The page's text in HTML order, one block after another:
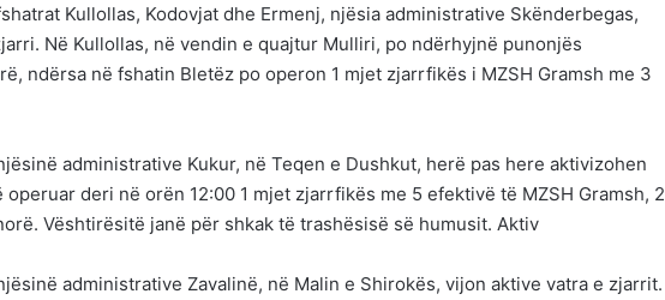
Kullollas, Kodovjat dhe Ermenj, njësia administrative Skënderbegas,
Në Kullollas, në vendin e quajtur Mulliri, po ndërhyjnë punonjës
ndërsa në fshatin Bletëz po operon 1 mjet zjarrfikës i MZSH Gramsh me 3
administrative Kukur, në Teqen e Dushkut, herë pas here aktivizohen
operuar deri në orën 12:00 1 mjet zjarrfikës me 5 efektivë të MZSH Gramsh, 2
Vështirësitë janë për shkak të trashësisë së humusit. Aktiv
administrative Zavalinë, në Malin e Shirokës, vijon aktive vatra e zjarrit.